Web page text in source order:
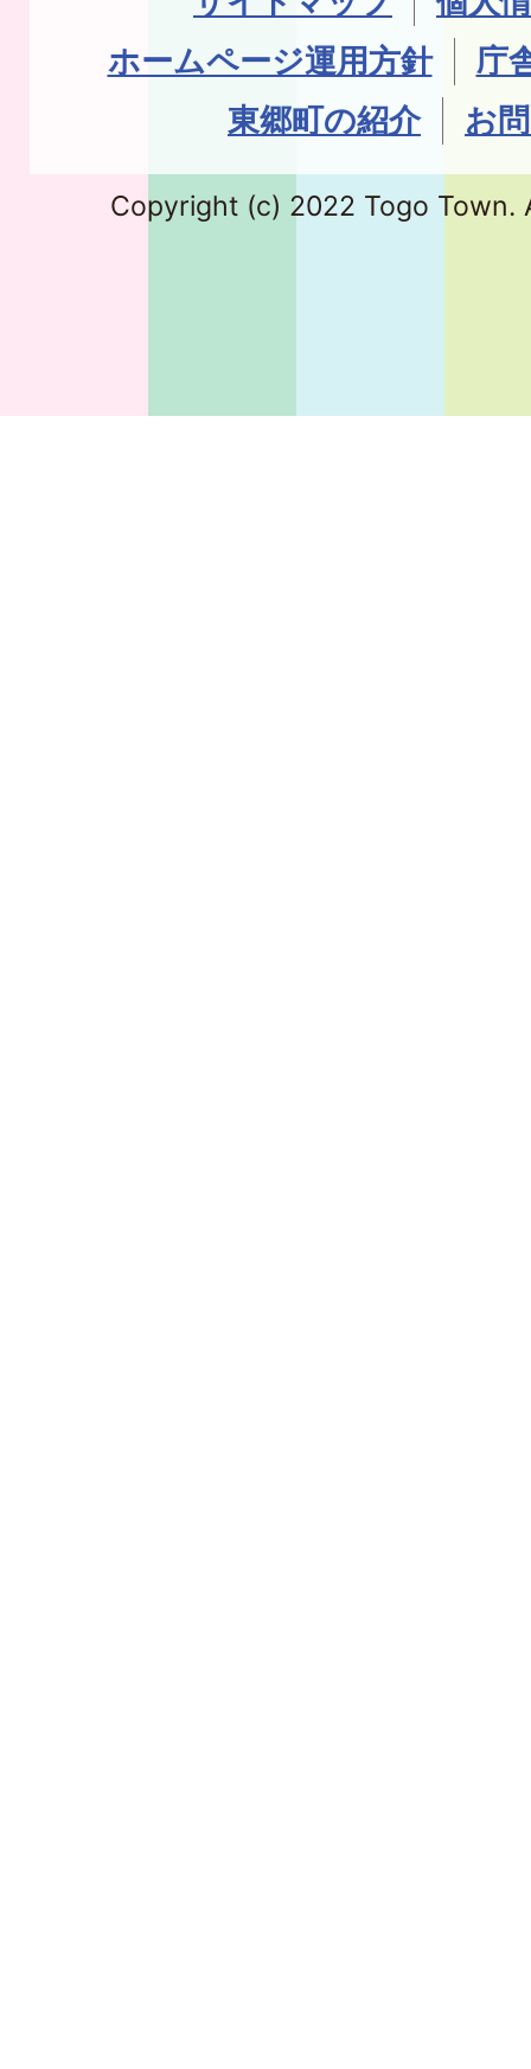
ホームページ運用方針
庁
東郷町の紹介
お
Copyright (c) 2022 Togo Town.